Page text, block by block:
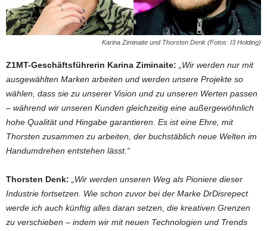
Karina Ziminaite und Thorsten Denk (Fotos: I3 Holding)
Z1MT-Geschäftsführerin Karina Ziminaite: „Wir werden nur mit
ausgewählten Marken arbeiten und werden unsere Projekte so
wählen, dass sie zu unserer Vision und zu unseren Werten passen
– während wir unseren Kunden gleichzeitig eine außergewöhnlich
hohe Qualität und Hingabe garantieren. Es ist eine Ehre, mit
Thorsten zusammen zu arbeiten, der buchstäblich neue Welten im
Handumdrehen entstehen lässt.“
Thorsten Denk: „Wir werden unseren Weg als Pioniere dieser
Industrie fortsetzen. Wie schon zuvor bei der Marke DrDisrepect
werde ich auch künftig alles daran setzen, die kreativen Grenzen
zu verschieben – indem wir mit neuen Technologien und Trends